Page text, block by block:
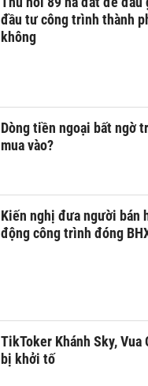
đầu tư công trình thành
không
Dòng tiền ngoại bất ngờ
mua vào?
Kiến nghị đưa người bán
động công trình đóng
TikToker Khánh Sky, Vua
bị khởi tố